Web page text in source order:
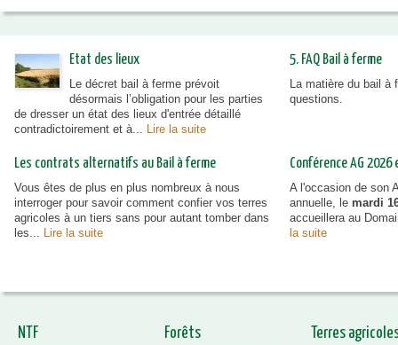
Etat des lieux
Le décret bail à ferme prévoit
désormais l’obligation pour les parties
de dresser un état des lieux d'entrée détaillé
contradictoirement et à... Lire la suite
5. FAQ Bail à ferme
La matière du bail à
questions.
Les contrats alternatifs au Bail à ferme
Vous êtes de plus en plus nombreux à nous
interroger pour savoir comment confier vos terres
agricoles à un tiers sans pour autant tomber dans
les... Lire la suite
Conférence AG
A l'occasion de son
annuelle, le mardi
accueillera au
la suite
NTF Forêts Terres